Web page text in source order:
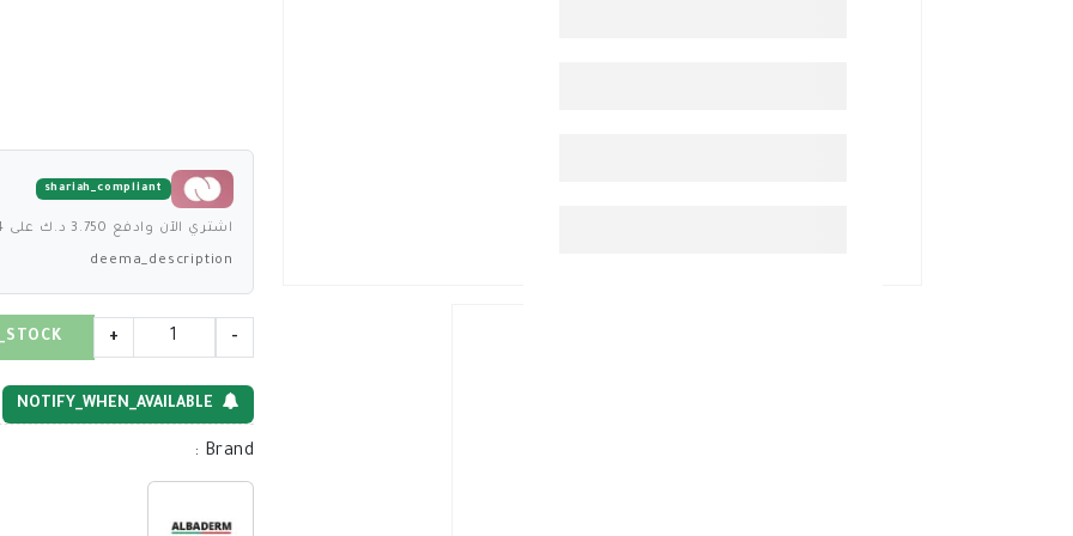
shariah_compliant
اشتري الآن وادفع 3.750 د.ك على 4 دفعات بدون فوائد
deema_description
-
+
NOTIFY_WHEN_AVAILABLE
Brand
: